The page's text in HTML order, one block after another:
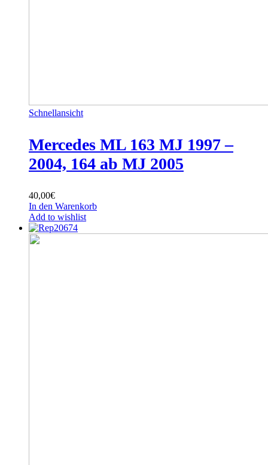
Schnellansicht
Mercedes ML 163 MJ 1997 –
2004, 164 ab MJ 2005
40,00€
In den Warenkorb
Add to wishlist